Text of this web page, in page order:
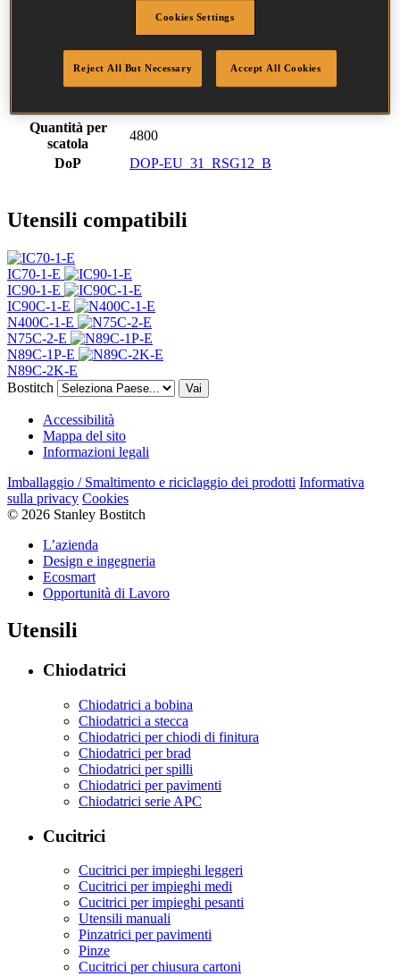
Lunghezza
65 mm
Profilo
Vite
Finitura
Brillante
Quantità per
scatola
4800
DoP
DOP-EU_31_RSG12_B
Utensili compatibili
IC70-1-E
IC90-1-E
IC90C-1-E
N400C-1-E
N75C-2-E
N89C-1P-E
N89C-2K-E
Bostitch
Vai
Accessibilità
Mappa del sito
Informazioni legali
Imballaggio / Smaltimento e riciclaggio dei prodotti Informativa
sulla privacy Cookies
© 2026 Stanley Bostitch
L’azienda
Design e ingegneria
Ecosmart
Opportunità di Lavoro
Utensili
Chiodatrici
Chiodatrici a bobina
Chiodatrici a stecca
Chiodatrici per chiodi di finitura
Chiodatrici per brad
Chiodatrici per spilli
Chiodatrici per pavimenti
Chiodatrici serie APC
Cucitrici
Cucitrici per impieghi leggeri
Cucitrici per impieghi medi
Cucitrici per impieghi pesanti
Utensili manuali
Pinzatrici per pavimenti
Pinze
Cucitrici per chiusura cartoni
Cookies Settings
Reject All But Necessary Accept All Cookies